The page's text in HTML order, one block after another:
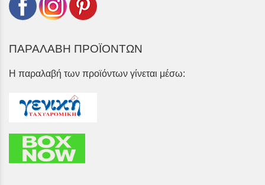
ΠΑΡΑΛΑΒΗ ΠΡΟΪΟΝΤΩΝ
Η παραλαβή των προϊόντων γίνεται μέσω: